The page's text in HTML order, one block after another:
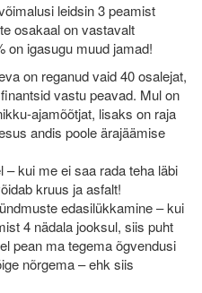
leidsin 3 peamist
osakaal on vastavalt
on igasugu muud jamad!
on reganud vaid 40 osalejat,
vastu peavad. Mul on
ajamõõtjat, lisaks on raja
andis poole ärajäämise
kui me ei saa rada teha läbi
kruus ja asfalt!
edasilükkamine – kui
4 nädala jooksul, siis puht
pean ma tegema õgvendusi
nõrgema – ehk siis